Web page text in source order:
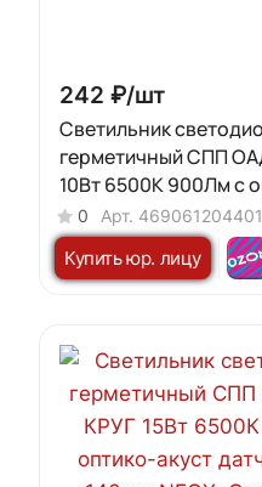
242 ₽/шт
Светильник
герметичный СПП
10Вт 6500K 900Лм с
акустическим
140мм IN HOME
0 Арт.
Купить юр. лицу